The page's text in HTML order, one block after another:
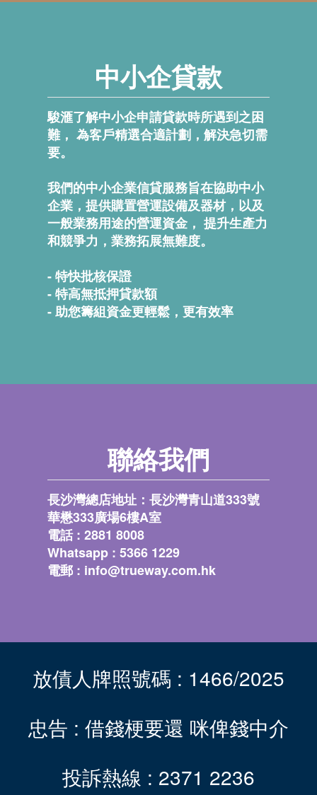
中小企貸款
駿滙了解中小企申請貸款時所遇到之困
難， 為客戶精選合適計劃，解決急切需
要。
我們的中小企業信貸服務旨在協助中小
企業，提供購置營運設備及器材，以及
一般業務用途的營運資金， 提升生產力
和競爭力，業務拓展無難度。
- 特快批核保證
- 特高無抵押貸款額
- 助您籌組資金更輕鬆 ，更有效率
聯絡我們
長沙灣總店地址：長沙灣青山道333號
華懋333廣場6樓A室
電話 : 2881 8008
Whatsapp : 5366 1229
電郵 : info@trueway.com.hk
放債人牌照號碼 : 1466/2025
忠告 : 借錢梗要還 咪俾錢中介
投訴熱線 : 2371 2236